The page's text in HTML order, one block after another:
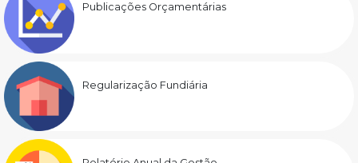
Publicações Orçamentárias
Regularização Fundiária